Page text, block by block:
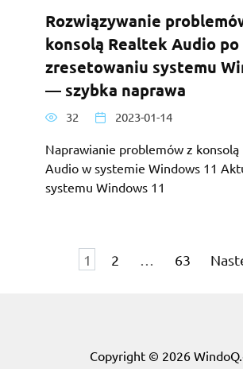
Rozwiązywanie
konsolą Realtek Audio po
zresetowaniu systemu
— szybka naprawa
32 2023-01-14
Naprawianie problemów z konsolą
Audio w systemie Windows 11
systemu Windows 11
Stronicowanie
1 2 63
Copyright © 2026